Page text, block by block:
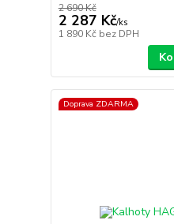
2 690 Kč
2 287 Kč/ks
1 890 Kč bez DPH
Doprava ZDARMA